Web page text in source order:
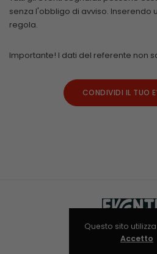
senza l'obbligo di avviso. Inserendo
regola.
Importante! I dati del referente non
CONDIVIDI IL TUO
Questo sito
Accetto